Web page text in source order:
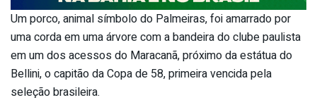
Um porco, animal símbolo do Palmeiras, foi amarrado por
uma corda em uma árvore com a bandeira do clube paulista
em um dos acessos do Maracanã, próximo da estátua do
Bellini, o capitão da Copa de 58, primeira vencida pela
seleção brasileira.